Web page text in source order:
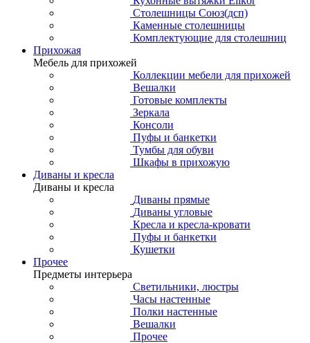
Столешницы Союз(дсп)
Каменные столешницы
Комплектующие для столешниц
Прихожая
Мебель для прихожей
Коллекции мебели для прихожей
Вешалки
Готовые комплекты
Зеркала
Консоли
Пуфы и банкетки
Тумбы для обуви
Шкафы в прихожую
Диваны и кресла
Диваны и кресла
Диваны прямые
Диваны угловые
Кресла и кресла-кровати
Пуфы и банкетки
Кушетки
Прочее
Предметы интерьера
Светильники, люстры
Часы настенные
Полки настенные
Вешалки
Прочее